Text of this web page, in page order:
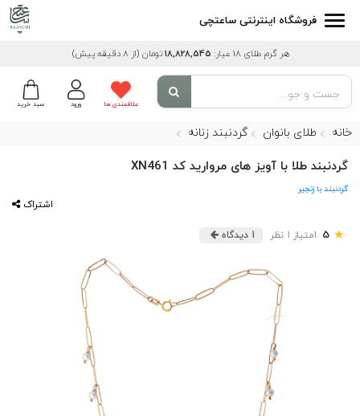
فروشگاه اینترنتی ساعتچی
هر گرم طلای 18 عیار: 18,828,545 تومان (از 8 دقیقه پیش)
سبد خرید ورود علاقمندی ها
خانه طلای بانوان گردنبند زنانه
گردنبند طلا با آویز های مروارید کد XN461
گردنبند با زنجیر
اشتراک
★
5 امتیاز 1 نظر 1 دیدگاه